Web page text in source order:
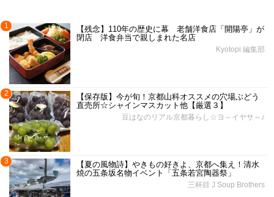
1
【残念】110年の歴史に幕 老舗洋食店「開陽亭」が
閉店 洋食弁当で親しまれた名店
Kyotopi 編集部
2
【保存版】今が旬！京都山科オススメの穴場ぶどう
直売所☆シャインマスカット他【厳選３】
豆はなのリアル京都暮らし☆ヨ～イヤサ～♪
3
【夏の風物詩】やきもの好きよ、京都へ集え！清水
焼の五条坂名物イベント「五条若宮陶器祭」
三杯目 J Soup Brothers